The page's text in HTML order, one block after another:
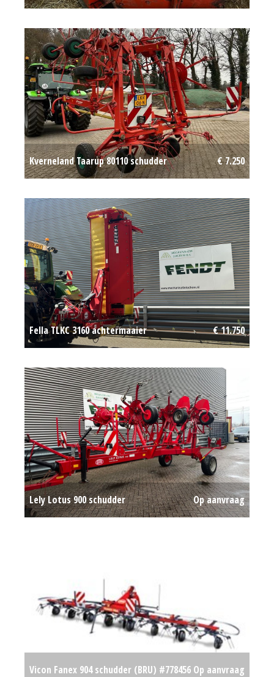
Kverneland Taarup 80110 schudder € 7.250
Fella TLKC 3160 achtermaaier € 11.750
Lely Lotus 900 schudder Op aanvraag
Vicon Fanex 904 schudder (BRU) #778456 Op aanvraag